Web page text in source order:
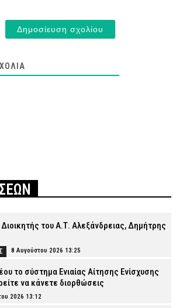
του Α.Τ. Αλεξάνδρειας, Δημήτρης
8 Αυγούστου 2026 13:25
το σύστημα Ενιαίας Αίτησης Ενίσχυσης
να κάνετε διορθώσεις
2026 13:12